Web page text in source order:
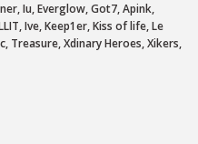
Iu, Everglow, Got7, Apink,
Ive, Keep1er, Kiss of life, Le
Treasure, Xdinary Heroes, Xikers,